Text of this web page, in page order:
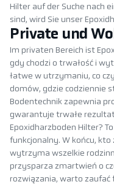
Hilter auf der Suche nach
sind, wird Sie unser
Private und
Im privaten Bereich ist
gdy chodzi o trwałość i
łatwe w utrzymaniu, co
domów, gdzie codziennie
Bodentechnik zapewnia
gwarantuje trwałe
Epoxidharzboden Hilter?
funkcjonalny. W końcu,
wytrzyma wszelkie
przysparza zmartwień o
rozwiązania, warto zaufać